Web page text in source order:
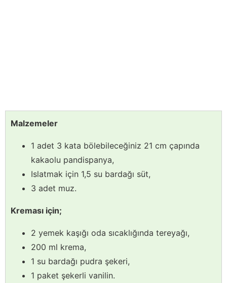
Malzemeler
1 adet 3 kata bölebileceğiniz 21 cm çapında
kakaolu pandispanya,
Islatmak için 1,5 su bardağı süt,
3 adet muz.
Kreması için;
2 yemek kaşığı oda sıcaklığında tereyağı,
200 ml krema,
1 su bardağı pudra şekeri,
1 paket şekerli vanilin.